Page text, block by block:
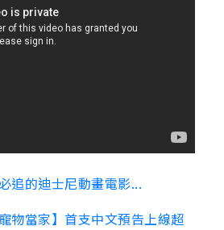
追的迪士尼動畫電影...
物當家】首支中文預告上線超